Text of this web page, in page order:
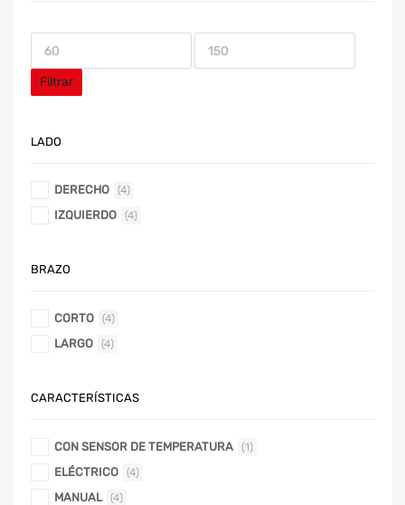
Filtrar
LADO
DERECHO (4)
IZQUIERDO (4)
BRAZO
CORTO (4)
LARGO (4)
CARACTERÍSTICAS
CON SENSOR DE TEMPERATURA (1)
ELÉCTRICO (4)
MANUAL (4)